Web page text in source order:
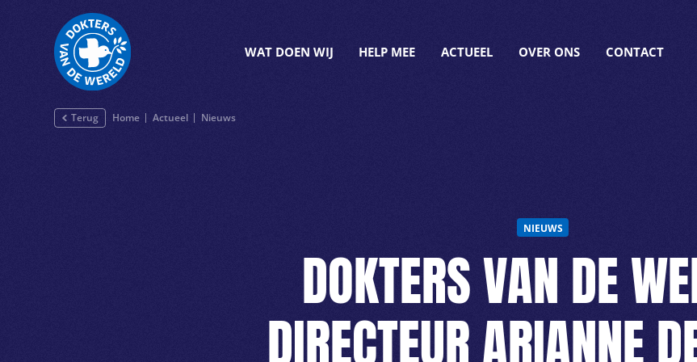
WAT DOEN WIJ HELP MEE ACTUEEL OVER ONS CONTACT
Terug Home Actueel Nieuws
NIEUWS
DOKTERS VAN DE
DIRECTEUR ARIANNE